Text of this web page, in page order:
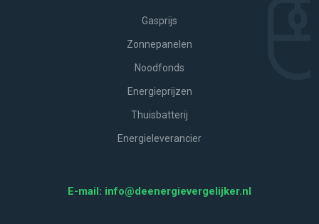
Gasprijs
Zonnepanelen
Noodfonds
Energieprijzen
Thuisbatterij
Energieleverancier
E-mail: info@deenergievergelijker.nl